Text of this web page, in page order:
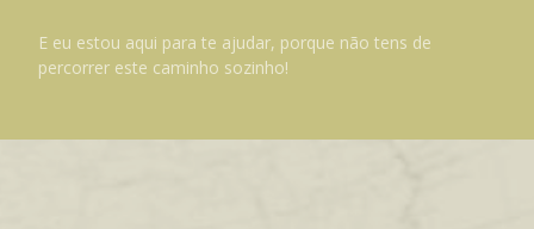
E eu estou aqui para te ajudar, porque não tens de
percorrer este caminho sozinho!